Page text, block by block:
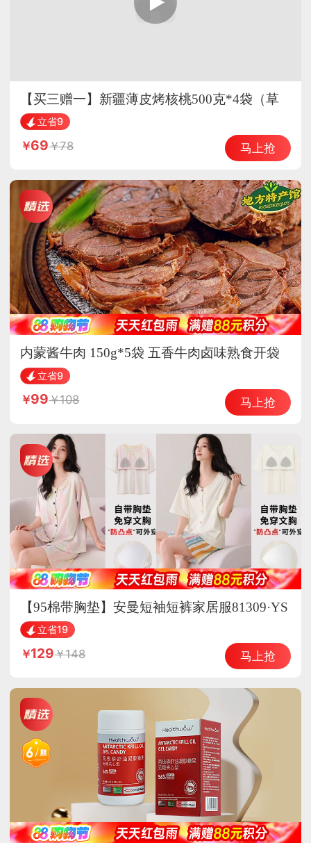
【买三赠一】新疆薄皮烤核桃500克*4袋（草
本味）熟核桃 坚果 酥脆可口
立省9
69 78 马上抢
内蒙酱牛肉 150g*5袋 五香牛肉卤味熟食开袋
即食立省9
99 108 马上抢
【95棉带胸垫】安曼短袖短裤家居服81309·YS
81302
立省19
129 148 马上抢